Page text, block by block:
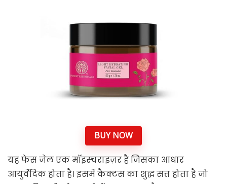
BUY NOW
यह फेस जेल एक मॉइस्चराइज़र है जिसका आधार
आयुर्वेदिक होता है। इसमें कैक्टस का शुद्ध सत्त होता है जो